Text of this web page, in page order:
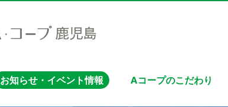
お知らせ・イベント情報 Aコープのこだわり